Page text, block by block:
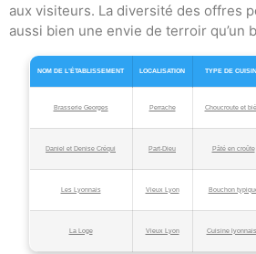
aux visiteurs. La diversité des offres
aussi bien une envie de terroir qu’un
NOM DE L’ÉTABLISSEMENT LOCALISATION TYPE DE
Brasserie Georges Perrache Choucroute et
Daniel et Denise Créqui Part-Dieu Pâté en croûte
Les Lyonnais Vieux Lyon Bouchon
La Loge Vieux Lyon Cuisine